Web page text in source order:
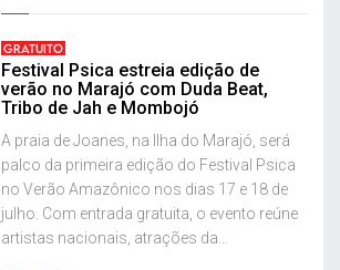
GRATUITO
Festival Psica estreia edição de
verão no Marajó com Duda Beat,
Tribo de Jah e Mombojó
A praia de Joanes, na Ilha do Marajó, será
palco da primeira edição do Festival Psica
no Verão Amazônico nos dias 17 e 18 de
julho. Com entrada gratuita, o evento reúne
artistas nacionais, atrações da...